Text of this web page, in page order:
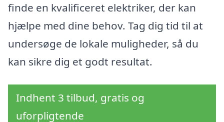
finde en kvalificeret elektriker, der kan
hjælpe med dine behov. Tag dig tid til at
undersøge de lokale muligheder, så du
kan sikre dig et godt resultat.
Indhent 3 tilbud, gratis og
uforpligtende